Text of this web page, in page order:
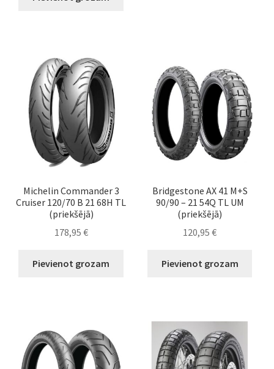
Michelin Commander 3
Cruiser 120/70 B 21 68H TL
(priekšējā)
178,95 €
Pievienot grozam
Bridgestone AX 41 M+S
90/90 – 21 54Q TL UM
(priekšējā)
120,95€
Pievienot grozam